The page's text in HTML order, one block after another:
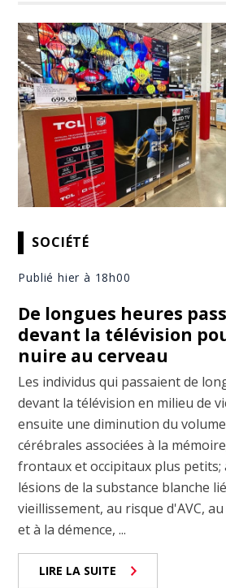
SOCIÉTÉ
Publié hier à 18h00
De longues heures
devant la télévision
nuire au cerveau
Les individus qui passaient de
devant la télévision en milieu de
ensuite une diminution du
cérébrales associées à la
frontaux et occipitaux plus petits;
lésions de la substance blanche
vieillissement, au risque d'AVC,
et à la démence, ...
LIRE LA SUITE